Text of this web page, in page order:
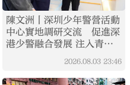
陳文洲丨深圳少年警營活動
中心實地調研交流 促進深
港少警融合發展 注入青春
2026.08.03 23:46